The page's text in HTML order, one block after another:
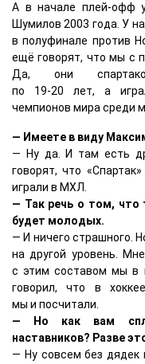
А в начале плей-офф
Шумилов 2003 года. У
в полуфинале против
ещё говорят, что мы с
Да, они
по 19-20 лет, а
чемпионов мира среди
— Имеете в виду
— Ну да. И там есть
говорят, что
играли в МХЛ.
— Так речь о том, что
будет молодых.
— И ничего страшного.
на другой уровень.
с этим составом мы в
говорил, что в
мы и посчитали.
— Но как вам
наставников? Разве
— Ну совсем без дядек